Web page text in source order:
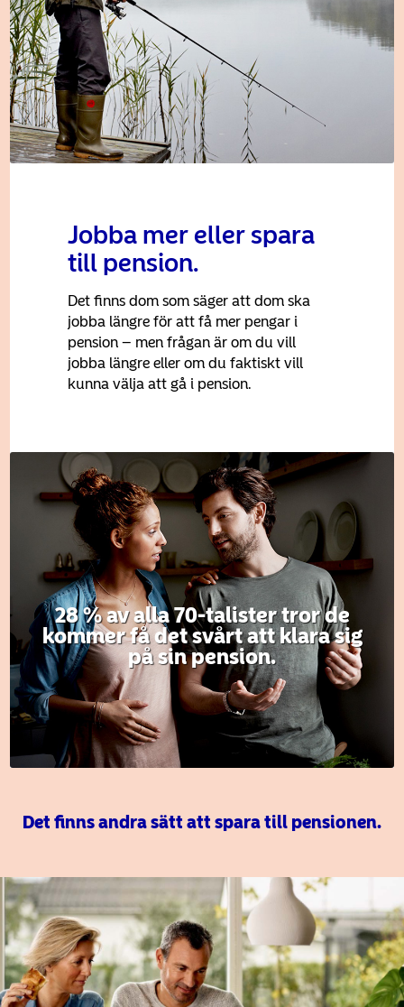
Jobba mer eller spara
till pension.
Det finns dom som säger att dom ska
jobba längre för att få mer pengar i
pension – men frågan är om du vill
jobba längre eller om du faktiskt vill
kunna välja att gå i pension.
28 % av alla 70-talister tror de
kommer få det svårt att klara sig
på sin pension.
Det finns andra sätt att spara till pensionen.